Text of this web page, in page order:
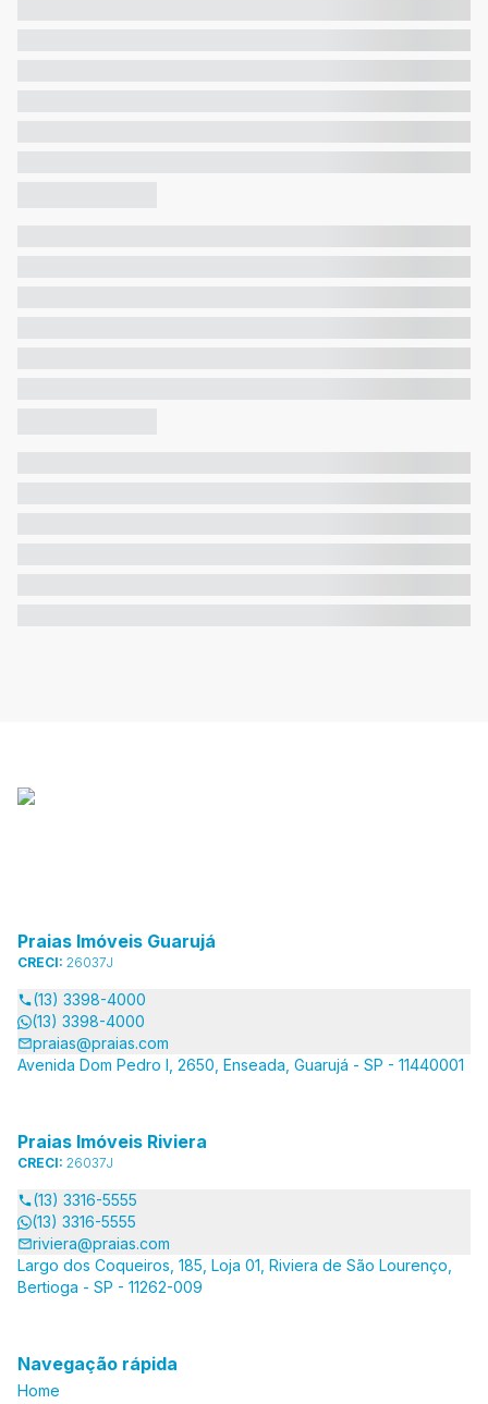
Praias Imóveis Guarujá
CRECI: 26037J
(13) 3398-4000
(13) 3398-4000
praias@praias.com
Avenida Dom Pedro I, 2650, Enseada, Guarujá - SP - 11440001
Praias Imóveis Riviera
CRECI: 26037J
(13) 3316-5555
(13) 3316-5555
riviera@praias.com
Largo dos Coqueiros, 185, Loja 01, Riviera de São Lourenço,
Bertioga - SP - 11262-009
Navegação rápida
Home